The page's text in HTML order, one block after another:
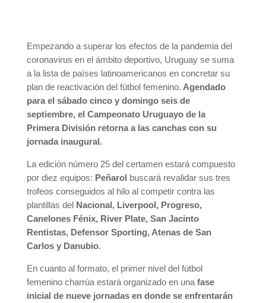
Empezando a superar los efectos de la pandemia del
coronavirus en el ámbito deportivo, Uruguay se suma
a la lista de países latinoamericanos en concretar su
plan de reactivación del fútbol femenino. Agendado
para el sábado cinco y domingo seis de
septiembre, el Campeonato Uruguayo de la
Primera División retorna a las canchas con su
jornada inaugural.
La edición número 25 del certamen estará compuesto
por diez equipos: Peñarol buscará revalidar sus tres
trofeos conseguidos al hilo al competir contra las
plantillas del Nacional, Liverpool, Progreso,
Canelones Fénix, River Plate, San Jacinto
Rentistas, Defensor Sporting, Atenas de San
Carlos y Danubio.
En cuanto al formato, el primer nivel del fútbol
femenino charrúa estará organizado en una fase
inicial de nueve jornadas en donde se enfrentarán